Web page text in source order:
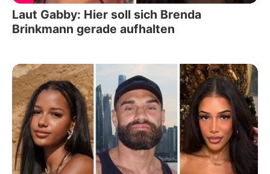
Laut Gabby: Hier soll sich Brenda
Brinkmann gerade aufhalten